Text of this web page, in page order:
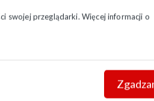
swojej przeglądarki. Więcej informacji o